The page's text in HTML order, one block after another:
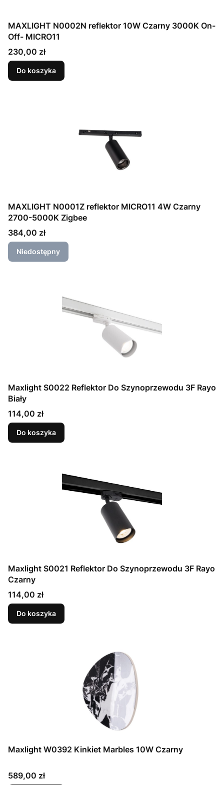
MAXLIGHT N0002N reflektor 10W Czarny 3000K On-
Off- MICRO11
Cena
230,00 zł
Do koszyka
MAXLIGHT N0001Z reflektor MICRO11 4W Czarny
2700-5000K Zigbee
Cena
384,00 zł
Niedostępny
Maxlight S0022 Reflektor Do Szynoprzewodu 3F Rayo
Biały
Cena
114,00 zł
Do koszyka
Maxlight S0021 Reflektor Do Szynoprzewodu 3F Rayo
Czarny
Cena
114,00 zł
Do koszyka
Maxlight W0392 Kinkiet Marbles 10W Czarny
Cena
589,00 zł